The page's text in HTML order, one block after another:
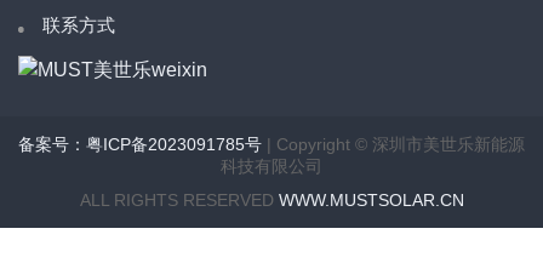
联系方式
备案号：粤ICP备2023091785号 | Copyright © 深圳市美世乐新能源
科技有限公司
ALL RIGHTS RESERVED WWW.MUSTSOLAR.CN